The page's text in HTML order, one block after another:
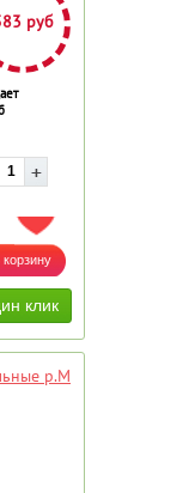
руб
ДОБАВИТЬ В ИЗБРАННОЕ
р.М